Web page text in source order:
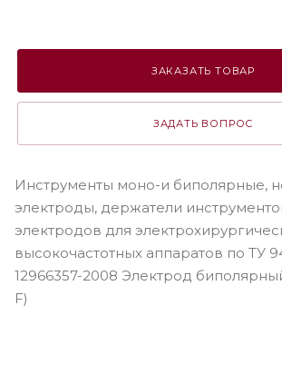
ЗАКАЗАТЬ ТОВАР
ЗАДАТЬ ВОПРОС
Инструменты моно-и биполярные,
электроды, держатели
электродов для
высокочастотных аппаратов по ТУ
12966357-2008 Электрод
F)